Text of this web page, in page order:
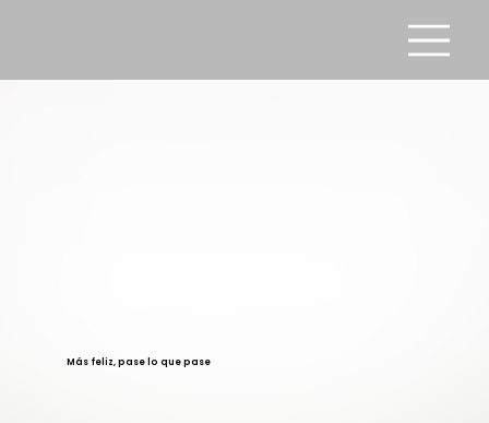
Más feliz, pase lo que pase